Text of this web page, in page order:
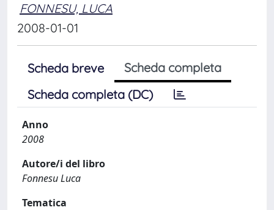
FONNESU, LUCA
2008-01-01
Scheda breve
Scheda completa
Scheda completa (DC)
Anno
2008
Autore/i del libro
Fonnesu Luca
Tematica